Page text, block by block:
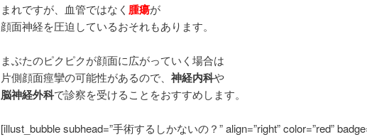
まれですが、血管ではなく 腫瘍が
顔面神経を圧迫しているおそれもあります。
まぶたのピクピクが顔面に広がっていく場合は
片側顔面痙攣の可能性があるので、 神経内科や
脳神経外科で診察を受けることをおすすめします。
[illust_bubble subhead=”手術するしかないの？” align=”right” color=”red”